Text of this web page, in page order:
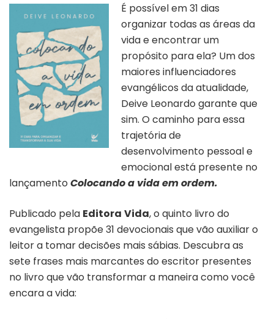
É possível em 31 dias
organizar todas as áreas da
vida e encontrar um
propósito para ela? Um dos
maiores influenciadores
evangélicos da atualidade,
Deive Leonardo garante que
sim. O caminho para essa
trajetória de
desenvolvimento pessoal e
emocional está presente no
lançamento Colocando a vida em ordem.
Publicado pela Editora Vida, o quinto livro do
evangelista propõe 31 devocionais que vão auxiliar o
leitor a tomar decisões mais sábias. Descubra as
sete frases mais marcantes do escritor presentes
no livro que vão transformar a maneira como você
encara a vida: